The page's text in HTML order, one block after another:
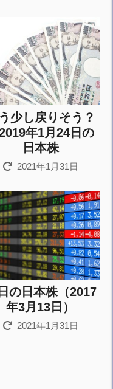
少し戻りそう？
年1月24日の
日本株
2021年1月31日
の日本株（2017
年3月13日）
2021年1月31日